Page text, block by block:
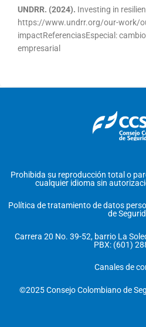
UNDRR. (2024). Investing in
https://www.undrr.org/our-work/
impactReferenciasEspecial:
empresarial
Prohibida su reproducción total o
cualquier idioma sin
Política de tratamiento de datos
de
Carrera 20 No. 39-52, barrio La
PBX: (601)
Canales de
©2025 Consejo Colombiano de